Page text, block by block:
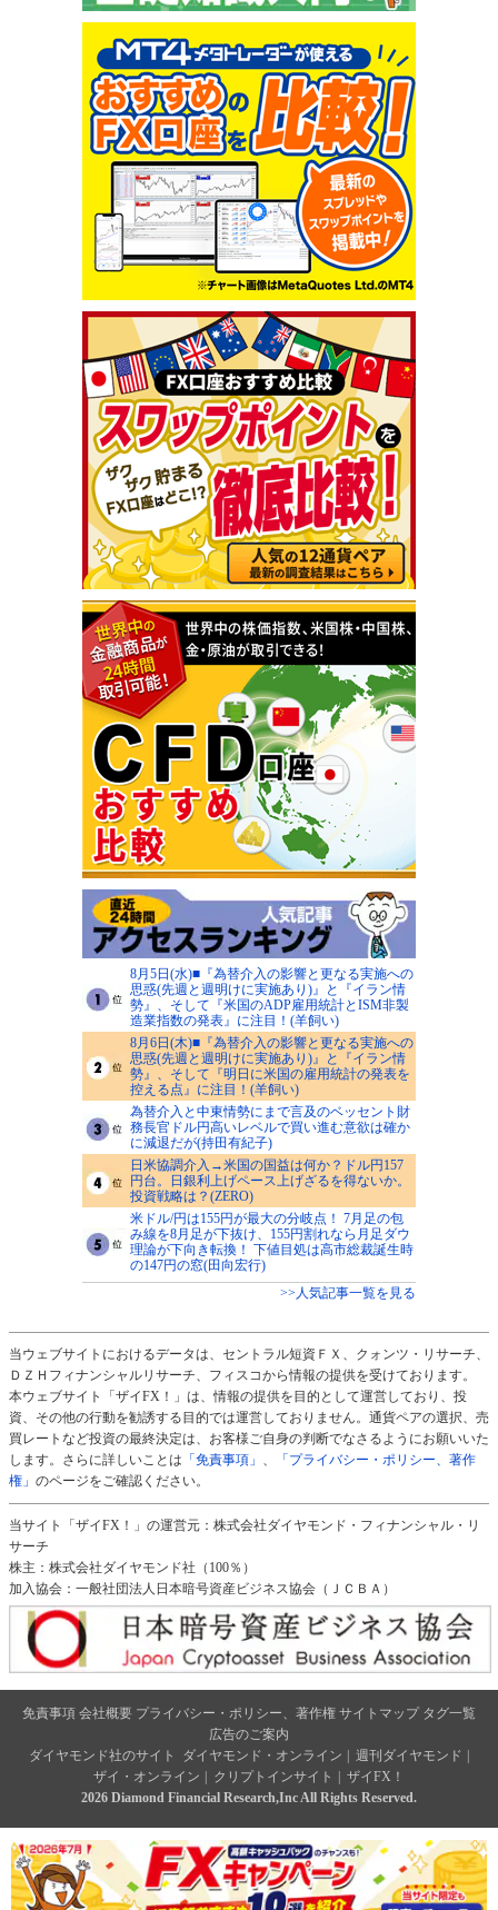
8月5日(水)■『為替介入の影響と更なる実施への
思惑(先週と週明けに実施あり)』と『イラン情
勢』、そして『米国のADP雇用統計とISM非製
造業指数の発表』に注目！(羊飼い)
8月6日(木)■『為替介入の影響と更なる実施への
思惑(先週と週明けに実施あり)』と『イラン情
勢』、そして『明日に米国の雇用統計の発表を
控える点』に注目！(羊飼い)
為替介入と中東情勢にまで言及のベッセント財
務長官ドル円高いレベルで買い進む意欲は確か
に減退だが(持田有紀子)
日米協調介入→米国の国益は何か？ドル円157
円台。日銀利上げペース上げざるを得ないか。
投資戦略は？(ZERO)
米ドル/円は155円が最大の分岐点！ 7月足の包
み線を8月足が下抜け、155円割れなら月足ダウ
理論が下向き転換！ 下値目処は高市総裁誕生時
の147円の窓(田向宏行)
>>人気記事一覧を見る
当ウェブサイトにおけるデータは、セントラル短資ＦＸ、クォンツ・リサーチ、
ＤＺＨフィナンシャルリサーチ、フィスコから情報の提供を受けております。
本ウェブサイト「ザイFX！」は、情報の提供を目的として運営しており、投
資、その他の行動を勧誘する目的では運営しておりません。通貨ペアの選択、売
買レートなど投資の最終決定は、お客様ご自身の判断でなさるようにお願いいた
します。さらに詳しいことは 「免責事項」 、
「プライバシー・ポリシー、著作
権」 のページをご確認ください。
当サイト「ザイFX！」の運営元：株式会社ダイヤモンド・フィナンシャル・リ
サーチ
株主：株式会社ダイヤモンド社（100％）
加入協会：一般社団法人日本暗号資産ビジネス協会（ＪＣＢＡ）
免責事項 会社概要 プライバシー・ポリシー、著作権 サイトマップ タグ一覧
広告のご案内
ダイヤモンド社のサイト
ダイヤモンド・オンライン 週刊ダイヤモンド
ザイ・オンライン
クリプトインサイト
ザイFX！
2026 Diamond Financial Research,Inc All Rights Reserved.